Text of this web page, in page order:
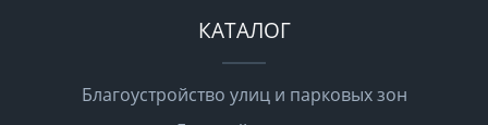
КАТАЛОГ
Благоустройство улиц и парковых зон